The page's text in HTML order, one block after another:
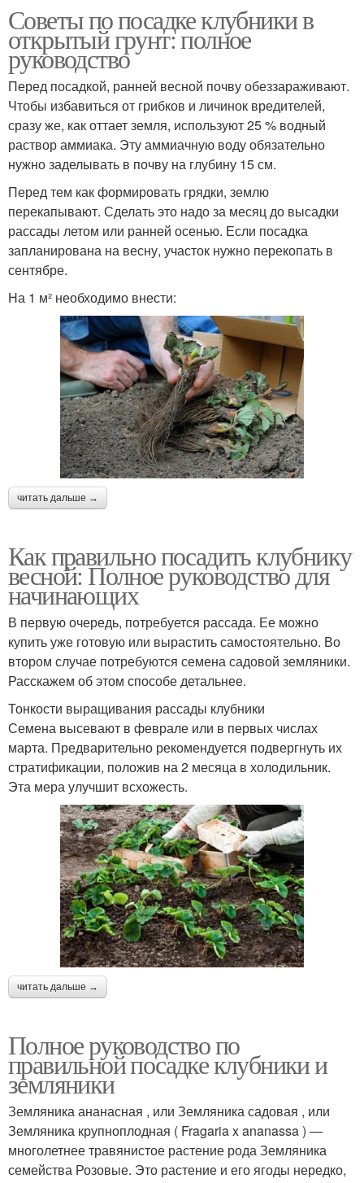
Советы по посадке клубники в
открытый грунт: полное
руководство
Перед посадкой, ранней весной почву обеззараживают.
Чтобы избавиться от грибков и личинок вредителей,
сразу же, как оттает земля, используют 25 % водный
раствор аммиака. Эту аммиачную воду обязательно
нужно заделывать в почву на глубину 15 см.
Перед тем как формировать грядки, землю
перекапывают. Сделать это надо за месяц до высадки
рассады летом или ранней осенью. Если посадка
запланирована на весну, участок нужно перекопать в
сентябре.
На 1 м² необходимо внести:
читать дальше →
Как правильно посадить клубнику
весной: Полное руководство для
начинающих
В первую очередь, потребуется рассада. Ее можно
купить уже готовую или вырастить самостоятельно. Во
втором случае потребуются семена садовой земляники.
Расскажем об этом способе детальнее.
Тонкости выращивания рассады клубники
Семена высевают в феврале или в первых числах
марта. Предварительно рекомендуется подвергнуть их
стратификации, положив на 2 месяца в холодильник.
Эта мера улучшит всхожесть.
читать дальше →
Полное руководство по
правильной посадке клубники и
земляники
Земляника ананасная , или Земляника садовая , или
Земляника крупноплодная ( Fragaria x ananassa ) —
многолетнее травянистое растение рода Земляника
семейства Розовые. Это растение и его ягоды нередко,